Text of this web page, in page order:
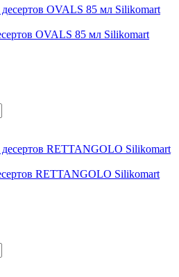
OVALS 85 мл Silikomart
RETTANGOLO Silikomart